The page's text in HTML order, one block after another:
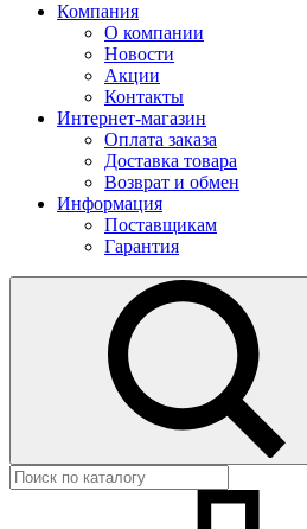
Компания
О компании
Новости
Акции
Контакты
Интернет-магазин
Оплата заказа
Доставка товара
Возврат и обмен
Информация
Поставщикам
Гарантия